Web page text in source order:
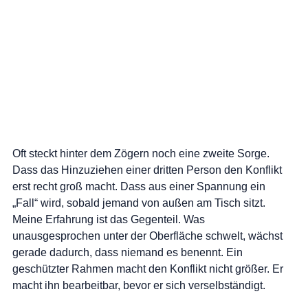
Oft steckt hinter dem Zögern noch eine zweite Sorge.
Dass das Hinzuziehen einer dritten Person den Konflikt
erst recht groß macht. Dass aus einer Spannung ein
„Fall“ wird, sobald jemand von außen am Tisch sitzt.
Meine Erfahrung ist das Gegenteil. Was
unausgesprochen unter der Oberfläche schwelt, wächst
gerade dadurch, dass niemand es benennt. Ein
geschützter Rahmen macht den Konflikt nicht größer. Er
macht ihn bearbeitbar, bevor er sich verselbständigt.